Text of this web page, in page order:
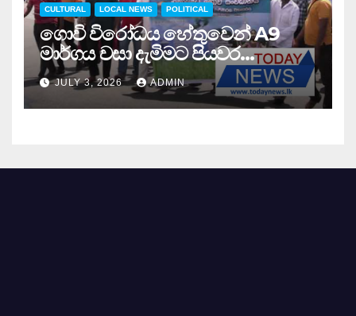
CULTURAL LOCAL NEWS POLITICAL
ගොවි විරෝධය හේතුවෙන් A9
මාර්ගය වසා දැමිමට පියවර…
JULY 3, 2026 ADMIN